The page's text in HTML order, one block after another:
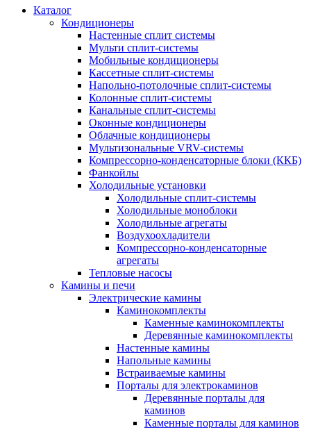
Каталог
Кондиционеры
Настенные сплит системы
Мульти сплит-системы
Мобильные кондиционеры
Кассетные сплит-системы
Напольно-потолочные сплит-системы
Колонные сплит-системы
Канальные сплит-системы
Оконные кондиционеры
Облачные кондиционеры
Мультизональные VRV-системы
Компрессорно-конденсаторные блоки (ККБ)
Фанкойлы
Холодильные установки
Холодильные сплит-системы
Холодильные моноблоки
Холодильные агрегаты
Воздухоохладители
Компрессорно-конденсаторные
агрегаты
Тепловые насосы
Камины и печи
Электрические камины
Каминокомплекты
Каменные каминокомплекты
Деревянные каминокомплекты
Настенные камины
Напольные камины
Встраиваемые камины
Порталы для электрокаминов
Деревянные порталы для
каминов
Каменные порталы для каминов